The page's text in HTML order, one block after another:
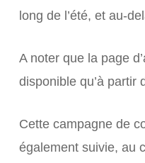
long de l’été, et au-
A noter que la page
disponible qu’à partir
Cette campagne de
également suivie, au